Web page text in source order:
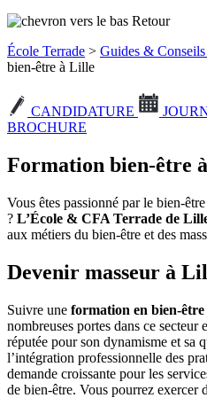
Retour
École Terrade > Guides &
bien-être à Lille
CANDIDATURE
BROCHURE
Formation bien-être
Vous êtes passionné par le bien-être
? L’École & CFA Terrade de
aux métiers du bien-être et des
Devenir masseur à
Suivre une formation en bien-
nombreuses portes dans ce
réputée pour son dynamisme et sa
l’intégration professionnelle des
demande croissante pour les
de bien-être. Vous pourrez exercer